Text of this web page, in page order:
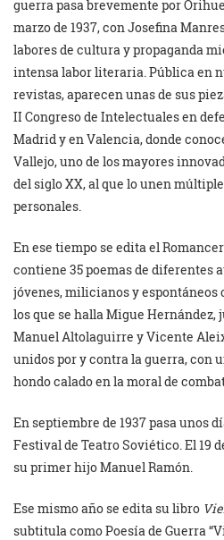
guerra pasa brevemente por
marzo de 1937, con Josefina
labores de cultura y propaganda
intensa labor literaria. Pública en
revistas, aparecen unas de sus
II Congreso de Intelectuales en
Madrid y en Valencia, donde
Vallejo, uno de los mayores
del siglo XX, al que lo unen
personales.
En ese tiempo se edita el
contiene 35 poemas de diferentes
jóvenes, milicianos y espontáneos
los que se halla Migue Hernández,
Manuel Altolaguirre y Vicente
unidos por y contra la guerra, con
hondo calado en la moral de
En septiembre de 1937 pasa unos
Festival de Teatro Soviético. El 19
su primer hijo Manuel Ramón.
Ese mismo año se edita su libro
subtitula como Poesía de Guerra